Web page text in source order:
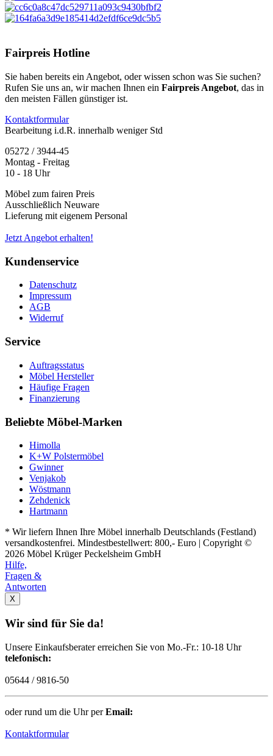
Fairpreis Hotline
Sie haben bereits ein Angebot, oder wissen schon was Sie suchen?
Rufen Sie uns an, wir machen Ihnen ein Fairpreis Angebot, das in
den meisten Fällen günstiger ist.
Kontaktformular
Bearbeitung i.d.R. innerhalb weniger Std
05272 / 3944-45
Montag - Freitag
10 - 18 Uhr
Möbel zum fairen Preis
Ausschließlich Neuware
Lieferung mit eigenem Personal
Jetzt Angebot erhalten!
Kundenservice
Datenschutz
Impressum
AGB
Widerruf
Service
Auftragsstatus
Möbel Hersteller
Häufige Fragen
Finanzierung
Beliebte Möbel-Marken
Himolla
K+W Polstermöbel
Gwinner
Venjakob
Wöstmann
Zehdenick
Hartmann
* Wir liefern Ihnen Ihre Möbel innerhalb Deutschlands (Festland)
versandkostenfrei. Mindestbestellwert: 800,- Euro | Copyright ©
2026 Möbel Krüger Peckelsheim GmbH
Hilfe,
Fragen &
Antworten
X
Wir sind für Sie da!
Unsere Einkaufsberater erreichen Sie von Mo.-Fr.: 10-18 Uhr
telefonisch:
05644 / 9816-50
oder rund um die Uhr perEmail:
Kontaktformular